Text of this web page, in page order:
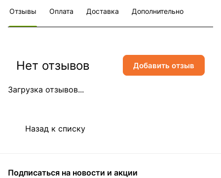
Отзывы Оплата Доставка Дополнительно
Загрузка отзывов...
Нет отзывов Добавить отзыв
Назад к списку
Подписаться на новости и акции